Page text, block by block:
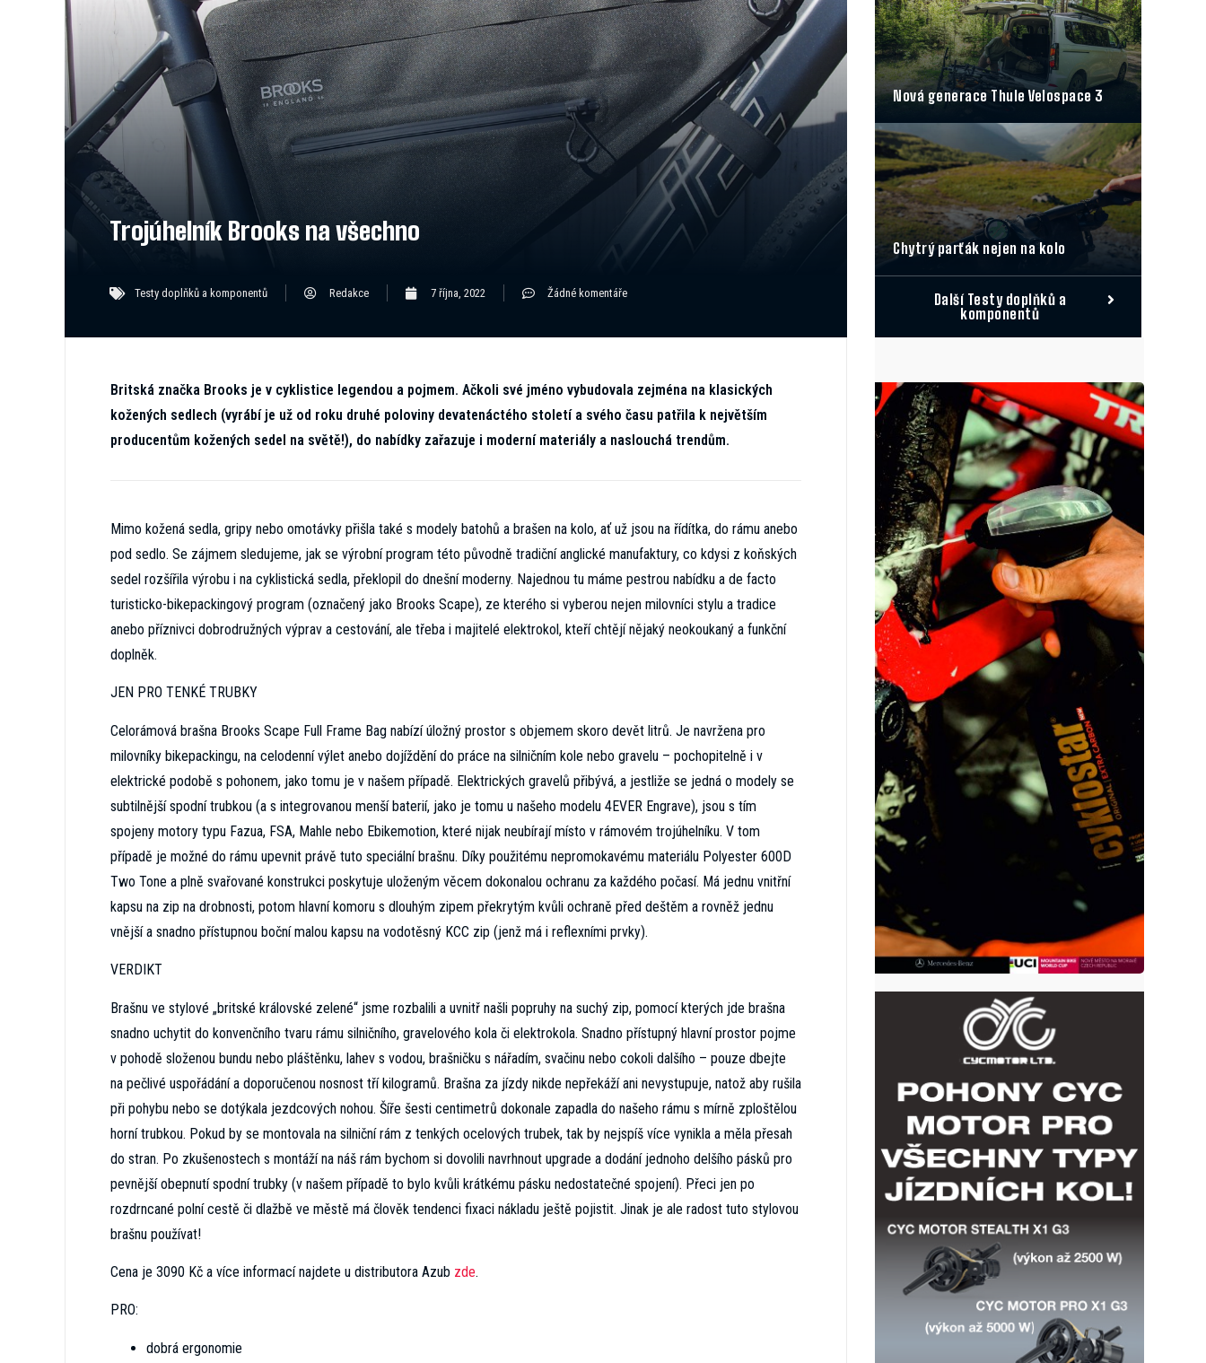
Trojúhelník Brooks na všechno
Nová generace Thule Velospace 3
Chytrý parťák nejen na kolo
Testy doplňků a komponentů Redakce 7 října, 2022 Žádné komentáře
Další Testy doplňků a
komponentů
Britská značka Brooks je v cyklistice legendou a pojmem. Ačkoli své jméno vybudovala zejména na klasických
kožených sedlech (vyrábí je už od roku druhé poloviny devatenáctého století a svého času patřila k největším
producentům kožených sedel na světě!), do nabídky zařazuje i moderní materiály a naslouchá trendům.
Mimo kožená sedla, gripy nebo omotávky přišla také s modely batohů a brašen na kolo, ať už jsou na řídítka, do rámu anebo
pod sedlo. Se zájmem sledujeme, jak se výrobní program této původně tradiční anglické manufaktury, co kdysi z koňských
sedel rozšířila výrobu i na cyklistická sedla, překlopil do dnešní moderny. Najednou tu máme pestrou nabídku a de facto
turisticko-bikepackingový program (označený jako Brooks Scape), ze kterého si vyberou nejen milovníci stylu a tradice
anebo příznivci dobrodružných výprav a cestování, ale třeba i majitelé elektrokol, kteří chtějí nějaký neokoukaný a funkční
doplněk.
JEN PRO TENKÉ TRUBKY
Celorámová brašna Brooks Scape Full Frame Bag nabízí úložný prostor s objemem skoro devět litrů. Je navržena pro
milovníky bikepackingu, na celodenní výlet anebo dojíždění do práce na silničním kole nebo gravelu – pochopitelně i v
elektrické podobě s pohonem, jako tomu je v našem případě. Elektrických gravelů přibývá, a jestliže se jedná o modely se
subtilnější spodní trubkou (a s integrovanou menší baterií, jako je tomu u našeho modelu 4EVER Engrave), jsou s tím
spojeny motory typu Fazua, FSA, Mahle nebo Ebikemotion, které nijak neubírají místo v rámovém trojúhelníku. V tom
případě je možné do rámu upevnit právě tuto speciální brašnu. Díky použitému nepromokavému materiálu Polyester 600D
Two Tone a plně svařované konstrukci poskytuje uloženým věcem dokonalou ochranu za každého počasí. Má jednu vnitřní
kapsu na zip na drobnosti, potom hlavní komoru s dlouhým zipem překrytým kvůli ochraně před deštěm a rovněž jednu
vnější a snadno přístupnou boční malou kapsu na vodotěsný KCC zip (jenž má i reflexními prvky).
VERDIKT
Brašnu ve stylové „britské královské zelené“ jsme rozbalili a uvnitř našli popruhy na suchý zip, pomocí kterých jde brašna
snadno uchytit do konvenčního tvaru rámu silničního, gravelového kola či elektrokola. Snadno přístupný hlavní prostor pojme
v pohodě složenou bundu nebo pláštěnku, lahev s vodou, brašničku s nářadím, svačinu nebo cokoli dalšího – pouze dbejte
na pečlivé uspořádání a doporučenou nosnost tří kilogramů. Brašna za jízdy nikde nepřekáží ani nevystupuje, natož aby rušila
při pohybu nebo se dotýkala jezdcových nohou. Šíře šesti centimetrů dokonale zapadla do našeho rámu s mírně zploštělou
horní trubkou. Pokud by se montovala na silniční rám z tenkých ocelových trubek, tak by nejspíš více vynikla a měla přesah
do stran. Po zkušenostech s montáží na náš rám bychom si dovolili navrhnout upgrade a dodání jednoho delšího pásků pro
pevnější obepnutí spodní trubky (v našem případě to bylo kvůli krátkému pásku nedostatečné spojení). Přeci jen po
rozdrncané polní cestě či dlažbě ve městě má člověk tendenci fixaci nákladu ještě pojistit. Jinak je ale radost tuto stylovou
brašnu používat!
Cena je 3090 Kč a více informací najdete u distributora Azub zde.
PRO:
dobrá ergonomie